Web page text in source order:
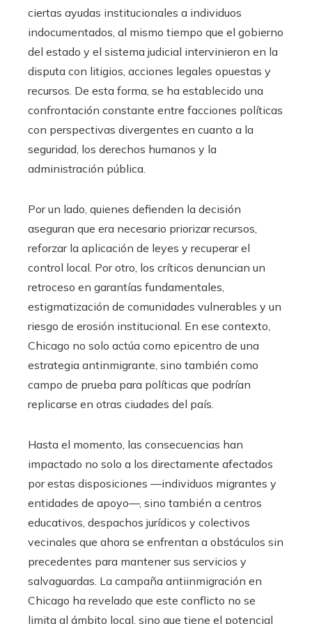
ciertas ayudas institucionales a individuos
indocumentados, al mismo tiempo que el gobierno
del estado y el sistema judicial intervinieron en la
disputa con litigios, acciones legales opuestas y
recursos. De esta forma, se ha establecido una
confrontación constante entre facciones políticas
con perspectivas divergentes en cuanto a la
seguridad, los derechos humanos y la
administración pública.
Por un lado, quienes defienden la decisión
aseguran que era necesario priorizar recursos,
reforzar la aplicación de leyes y recuperar el
control local. Por otro, los críticos denuncian un
retroceso en garantías fundamentales,
estigmatización de comunidades vulnerables y un
riesgo de erosión institucional. En ese contexto,
Chicago no solo actúa como epicentro de una
estrategia antinmigrante, sino también como
campo de prueba para políticas que podrían
replicarse en otras ciudades del país.
Hasta el momento, las consecuencias han
impactado no solo a los directamente afectados
por estas disposiciones —individuos migrantes y
entidades de apoyo—, sino también a centros
educativos, despachos jurídicos y colectivos
vecinales que ahora se enfrentan a obstáculos sin
precedentes para mantener sus servicios y
salvaguardas. La campaña antiinmigración en
Chicago ha revelado que este conflicto no se
limita al ámbito local, sino que tiene el potencial